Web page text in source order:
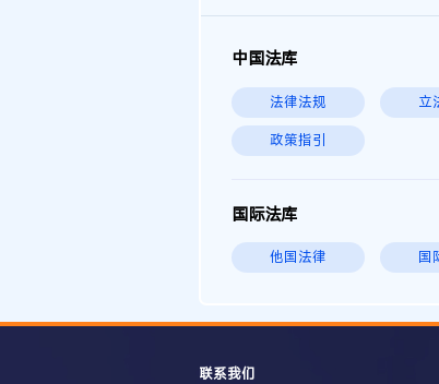
中国法库
法律法规 立
政策指引
国际法库
他国法律 国
联系我们